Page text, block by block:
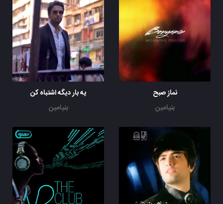
نماز صبح
بنیامین
یه بار دیگه اشتباه کن
بنیامین